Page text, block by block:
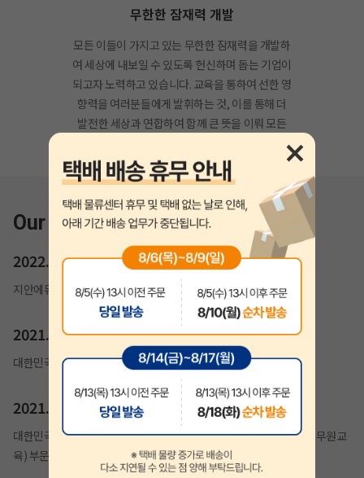
무한한 잠재력 개발
모든 이들이 가지고 있는 무한한 잠재력을 개발하
여 세상에 내보일 수 있도록 헌신하며 돕는 기업이
되고자 노력하고 있습니다. 교육을 통하여 선한 영
향력을 여러분들에게 발휘하는 것, 이를 통해 더
발전한 세상과 연합하여 함께 큰 뜻을 이뤄 모든
Our History
2022.02
지안에듀 자격증 홈페이지 개편
2021.07
대한민국 소비자만족도 1위 교육(기술직공무원) 부문 수상
2021.01
대한민국 브랜드평가 1위 교육브랜드(계리직공무원), 교육브랜드(공무원교
육) 부문 수상